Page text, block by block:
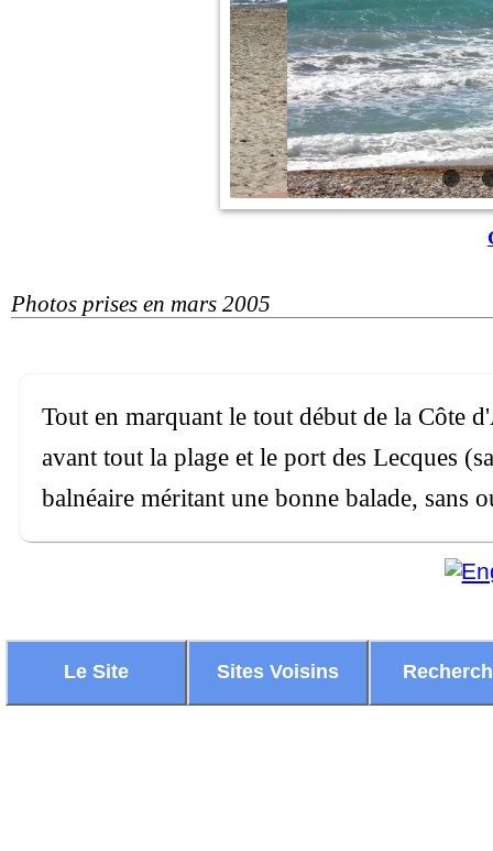
Photos prises en mars 2005
Tout en marquant le tout début de la Côte
avant tout la plage et le port des Lecques
balnéaire méritant une bonne balade, sans
Le Site Sites Voisins